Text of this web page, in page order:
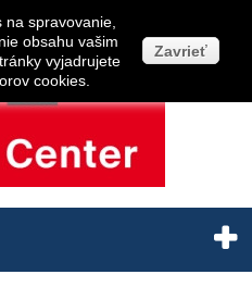
spravovanie,
obsahu vašim
vyjadrujete
cookies.
Zavrieť